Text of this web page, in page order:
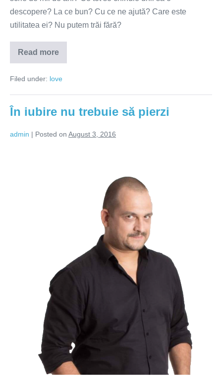
descopere? La ce bun? Cu ce ne ajută? Care este
utilitatea ei? Nu putem trăi fără?
Read more
Iubirea
este
stil
viață
Filed under: love
În iubire nu trebuie să pierzi
admin | Posted on August 3, 2016